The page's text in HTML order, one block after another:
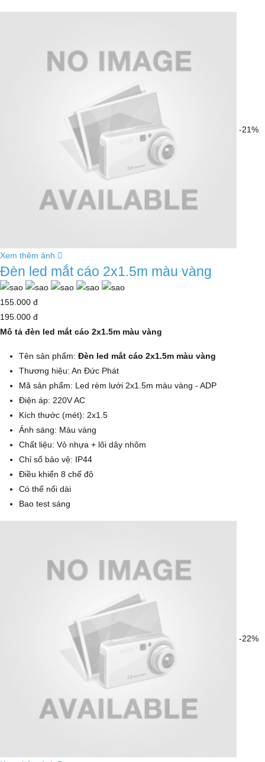
-21%
Xem thêm ảnh
Đèn led mắt cáo 2x1.5m màu vàng
155.000 đ
195.000 đ
Mô tả đèn led mắt cáo 2x1.5m màu vàng
Tên sản phẩm: Đèn led mắt cáo 2x1.5m màu vàng
Thương hiệu: An Đức Phát
Mã sản phẩm: Led rèm lưới 2x1.5m màu vàng - ADP
Điện áp: 220V AC
Kích thước (mét): 2x1.5
Ánh sáng: Màu vàng
Chất liệu: Vỏ nhựa + lõi dây nhôm
Chỉ số bảo vệ: IP44
Điều khiển 8 chế độ
Có thể nối dài
Bao test sáng
-22%